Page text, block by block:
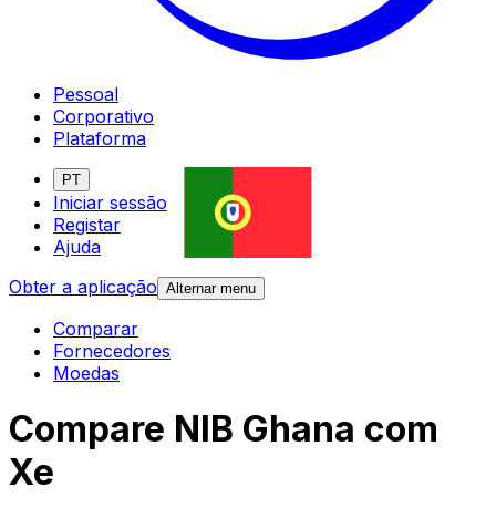
Pessoal
Corporativo
Plataforma
PT
Iniciar sessão
Registar
Ajuda
Obter a aplicação Alternar menu
Comparar
Fornecedores
Moedas
Compare NIB Ghana com
Xe